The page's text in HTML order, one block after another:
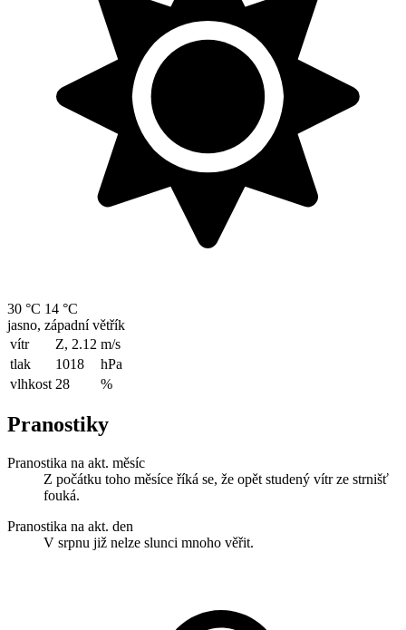
30 °C 14 °C
jasno, západní větřík
vítr
Z, 2.12 m/s
tlak
1018
hPa
vlhkost 28 %
Pranostiky
Pranostika na akt. měsíc
Z počátku toho měsíce říká se, že opět studený vítr ze strnišť
fouká.
Pranostika na akt. den
V srpnu již nelze slunci mnoho věřit.